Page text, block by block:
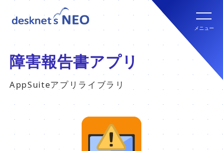
メニュー
クラウド版の特長
パッケージ版の特長
クラウド版・パッケージ版比較
他社グループウェアからの乗換 hot!
全文検索システム Neuron ES
連携ツール
クラウド版連携ツール
パッケージ版ライセンス価格
障害報告書アプリ
AppSuiteアプリライブラリ